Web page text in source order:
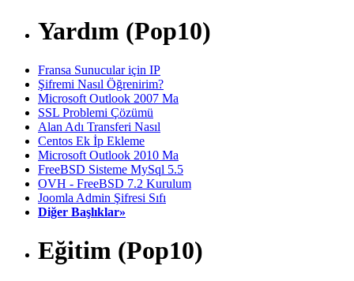
Yardım (Pop10)
Fransa Sunucular için IP
Şifremi Nasıl Öğrenirim?
Microsoft Outlook 2007 Ma
SSL Problemi Çözümü
Alan Adı Transferi Nasıl
Centos Ek İp Ekleme
Microsoft Outlook 2010 Ma
FreeBSD Sisteme MySql 5.5
OVH - FreeBSD 7.2 Kurulum
Joomla Admin Şifresi Sıfı
Diğer Başlıklar»
Eğitim (Pop10)